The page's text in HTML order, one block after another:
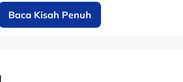
interim Harimau Malaya, Tan
layak ke separuh akhir kejohanan
Baca Kisah Penuh